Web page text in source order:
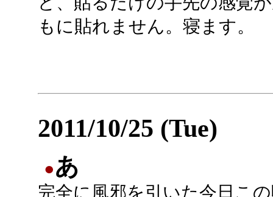
もに貼れません。寝ます。
2011/10/25 (Tue)
●あ
完全に風邪を引いた今日こ